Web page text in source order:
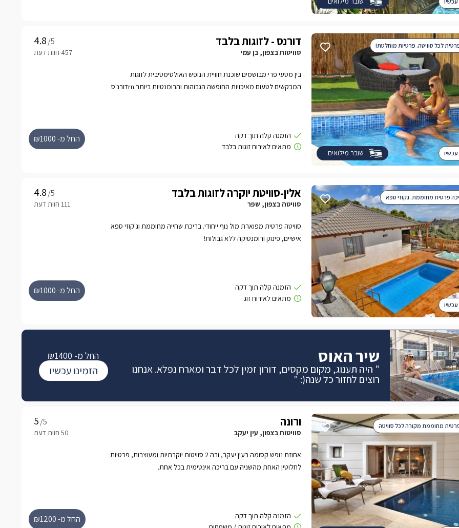
שובר מילואים
דורנס - לזוגות בלבד /5
סוויטות בצפון, בן עמי
בין מטעי פרי מבושמים שוכנת חוויית הנופש האולטימטיבית לזוגות
המבקשים לטעום מאיכויות החופשה הגבוהות והרומנטיות ביותר.rnדורנ'ס
פינוקים.rn rnהסוויטות אינטימיות ומבודדות לחלוטין האחת מהשניה כאשר
כל אחת גובלת בגדר גבוהה ואלגנטית לשמירת הפרטיות.
החל מ- ₪1000
לכל סוויטה. פרטיות מוחלטת!
אלין-סוויטת יוקרה לזוגות בלבד /5
סוויטה בצפון, שפר
סוויטה פרטית מפוארת מול נוף ייחודי. בריכת שחייה מחוממת וג'קוזי ספא
אישיים, פינוק ורומנטיקה ללא גבולות!
החל מ- ₪1000
פרטית מחוממת. גקוזי ספא
ורונה /5
סוויטות בצפון, עין יעקב
אחוזת נופש קסומה בעין יעקב, ובה 2 סוויטות יוקרתיות ומעוצבות, פרטיות
לחלוטין האחת מהשניה עם בריכה אינטימית בכל אחת.
החל מ- ₪1200
מחוממת מקורה לכל סוויטה
שיר האוס
" היה תענוג, מקום מקסים, דורון זמין לכל דבר ומארח נפלא. אנחנו
רוצים לחזור כל שנה(: "
החל מ- ₪1400
הזמינו עכשיו